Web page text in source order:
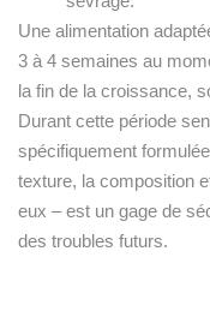
Une alimentation
3 à 4 semaines au
la fin de la croissance,
Durant cette période
spécifiquement
texture, la composition
eux – est un gage de
des troubles futurs.